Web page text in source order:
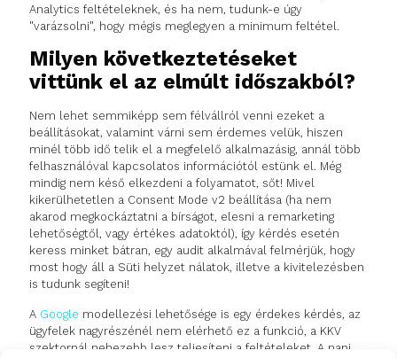
Analytics feltételeknek, és ha nem, tudunk-e úgy
"varázsolni", hogy mégis meglegyen a minimum feltétel.
Milyen következtetéseket
vittünk el az elmúlt időszakból?
Nem lehet semmiképp sem félvállról venni ezeket a
beállításokat, valamint várni sem érdemes velük, hiszen
minél több idő telik el a megfelelő alkalmazásig, annál több
felhasználóval kapcsolatos információtól estünk el. Még
mindig nem késő elkezdeni a folyamatot, sőt! Mivel
kikerülhetetlen a Consent Mode v2 beállítása (ha nem
akarod megkockáztatni a bírságot, elesni a remarketing
lehetőségtől, vagy értékes adatoktól), így kérdés esetén
keress minket bátran, egy audit alkalmával felmérjük, hogy
most hogy áll a Süti helyzet nálatok, illetve a kivitelezésben
is tudunk segíteni!
A Google modellezési lehetősége is egy érdekes kérdés, az
ügyfelek nagyrészénél nem elérhető ez a funkció, a KKV
szektornál nehezebb lesz teljesíteni a feltételeket. A napi